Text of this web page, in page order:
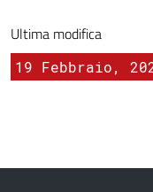
Ultima modifica
19 Febbraio,